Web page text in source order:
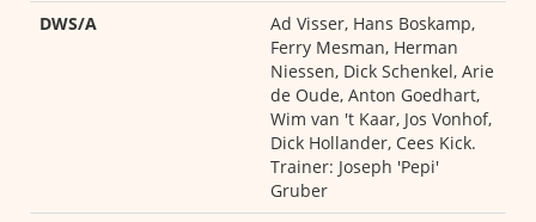
DWS/A
Ad Visser, Hans Boskamp,
Ferry Mesman, Herman
Niessen, Dick Schenkel, Arie
de Oude, Anton Goedhart,
Wim van 't Kaar, Jos Vonhof,
Dick Hollander, Cees Kick.
Trainer: Joseph 'Pepi'
Gruber